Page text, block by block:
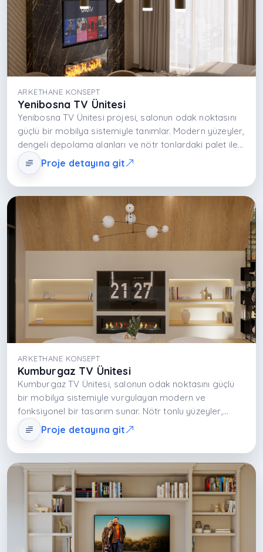
ARKETHANE KONSEPT
Yenibosna TV Ünitesi
Yenibosna TV Ünitesi projesi, salonun odak noktasını
güçlü bir mobilya sistemiyle tanımlar. Modern yüzeyler,
dengeli depolama alanları ve nötr tonlardaki palet ile
tasarlanan ünite, salon mekanını ferah ve estetik kılar.
Akışkan yerleşim sayesinde kullanıcı hareketi
kesilmeden görsel odak yaratılır. Fonksiyonel detaylar,
kablo yönetimi ve dekoratif objelerle birlikte düzenli
ve konforlu bir yaşam alanı deneyimi sağlar.
Proje detayına git
ARKETHANE KONSEPT
Kumburgaz TV Ünitesi
Kumburgaz TV Ünitesi, salonun odak noktasını güçlü
bir mobilya sistemiyle vurgulayan modern ve
fonksiyonel bir tasarım sunar. Nötr tonlu yüzeyler,
dengeli panel çözümleri ve açık‑kapalı depolama
alanları salonu ferah ve estetik kılar. TV ve medya
ekipmanının düzenli yerleşimi ile dekoratif objeler için
alan sunan ünite, salonun sosyal yaşam alanını dengeli
ve modern bir deneyime dönüştürür.
Proje detayına git